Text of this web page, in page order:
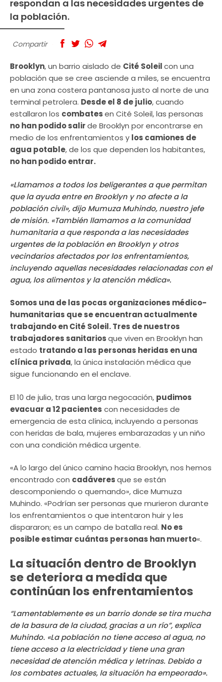
respondan a las necesidades urgentes de
la población.
Compartir
Brooklyn, un barrio aislado de Cité Soleilcon una
población que se cree asciende a miles, se encuentra
en una zona costera pantanosa justo al norte de una
terminal petrolera. Desde el 8 de julio, cuando
estallaron los combatesen Cité Soleil, las personas
no han podido salirde Brooklyn por encontrarse en
medio de los enfrentamientos y los camiones de
agua potable, de los que dependen los habitantes,
no han podido entrar.
«Llamamos a todos los beligerantes a que permitan
que la ayuda entre en Brooklyn y no afecte a la
población civil», dijo Mumuza Muhindo, nuestro jefe
de misión. «También llamamos a la comunidad
humanitaria a que responda a las necesidades
urgentes de la población en Brooklyn y otros
vecindarios afectados por los enfrentamientos,
incluyendo aquellas necesidades relacionadas con el
agua, los alimentos y la atención médica».
Somos una de las pocas organizaciones médico-
humanitarias que se encuentran actualmente
trabajando en Cité Soleil.Tres de nuestros
trabajadores sanitariosque viven en Brooklyn han
estado tratando a las personas heridas en una
clínica privada, la única instalación médica que
sigue funcionando en el enclave.
El 10 de julio, tras una larga negocación, pudimos
evacuar a 12 pacientes con necesidades de
emergencia de esta clínica, incluyendo a personas
con heridas de bala, mujeres embarazadas y un niño
con una condición médica urgente.
«A lo largo del único camino hacia Brooklyn, nos hemos
encontrado con cadáveresque se están
descomponiendo o quemando», dice Mumuza
Muhindo. «Podrían ser personas que murieron durante
los enfrentamientos o que intentaron huir y les
dispararon; es un campo de batalla real. No es
posible estimar cuántas personas han muerto«.
La situación dentro de Brooklyn
se deteriora a medida que
continúan los enfrentamientos
“Lamentablemente es un barrio donde se tira mucha
de la basura de la ciudad, gracias a un río”, explica
Muhindo. «La población no tiene acceso al agua, no
tiene acceso a la electricidad y tiene una gran
necesidad de atención médica y letrinas. Debido a
los combates actuales, la situación ha empeorado».